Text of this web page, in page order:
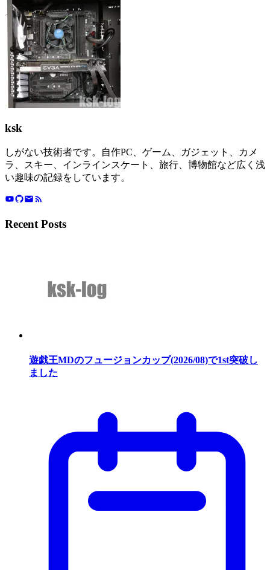
ksk
しがない技術者です。自作PC、ゲーム、ガジェット、カメ
ラ、スキー、インラインスケート、旅行、博物館など広く浅
い趣味の記録をしています。
Recent Posts
遊戯王MDのフュージョンカップ(2026/08)で1st突破し
ました